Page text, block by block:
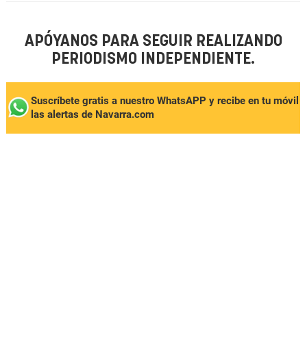
APÓYANOS PARA SEGUIR REALIZANDO
PERIODISMO INDEPENDIENTE.
Suscríbete gratis a nuestro WhatsAPP y recibe en tu móvil
las alertas de Navarra.com